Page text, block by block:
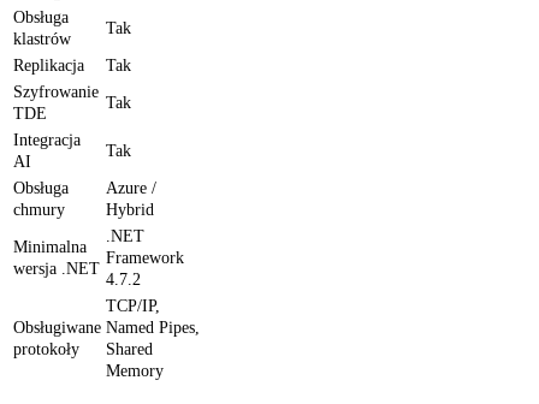
Obsługa
klastrów
Tak
Replikacja
Tak
Szyfrowanie
TDE
Tak
Integracja
AI
Tak
Obsługa
chmury
Azure /
Hybrid
Minimalna
wersja .NET
.NET
Framework
4.7.2
Obsługiwane
protokoły
TCP/IP,
Named Pipes,
Shared
Memory